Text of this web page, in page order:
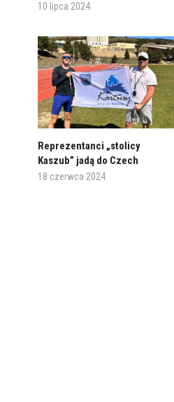
10 lipca 2024
Reprezentanci „stolicy
Kaszub” jadą do Czech
18 czerwca 2024